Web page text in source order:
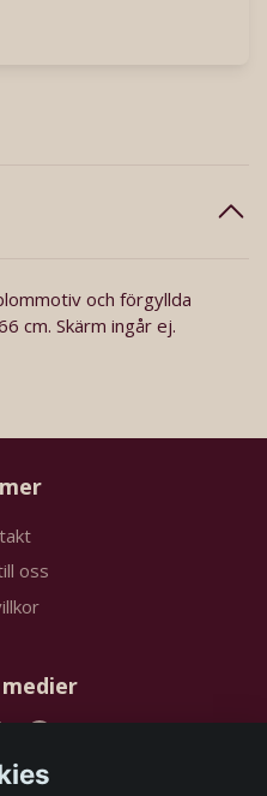
och förgyllda
cm. Skärm ingår ej.
oss